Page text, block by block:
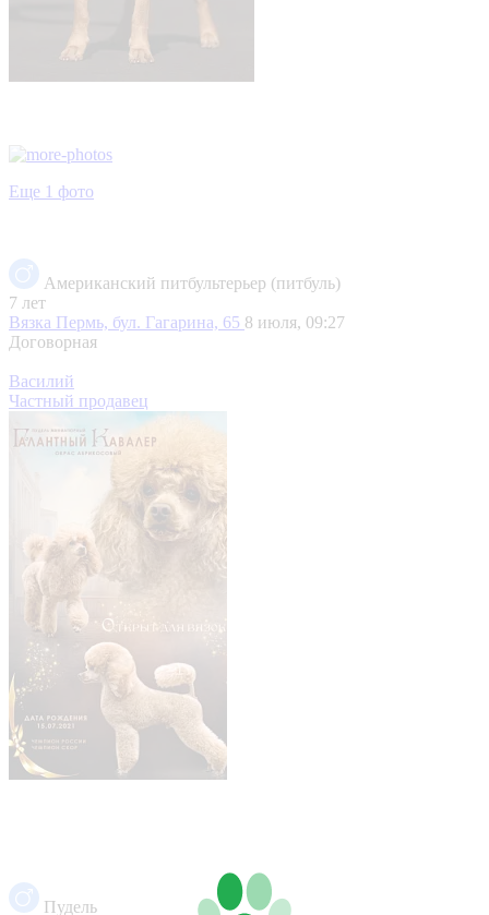
Еще 1 фото
Американский питбультерьер (питбуль)
7 лет
Вязка Пермь, бул. Гагарина, 65 8 июля, 09:27
Договорная
Василий
Частный продавец
Пудель